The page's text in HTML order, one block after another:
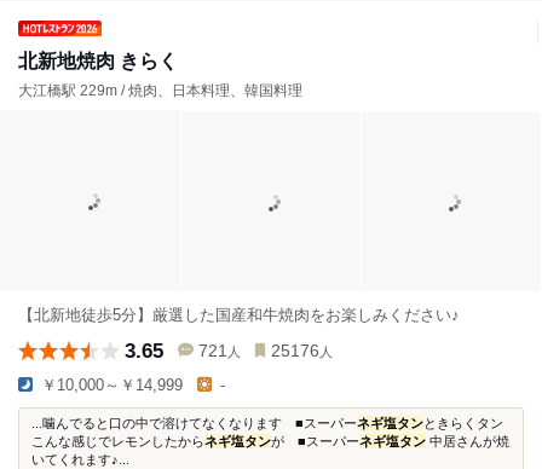
北新地焼肉 きらく
大江橋駅 229m / 焼肉、日本料理、韓国料理
【北新地徒歩5分】厳選した国産和牛焼肉をお楽しみください♪
3.65 721 人 25176 人
￥10,000～￥14,999 -
...噛んでると口の中で溶けてなくなります ■スーパーネギ塩タンときらくタン
こんな感じでレモンしたからネギ塩タンが ■スーパーネギ塩タン 中居さんが焼
いてくれます♪...